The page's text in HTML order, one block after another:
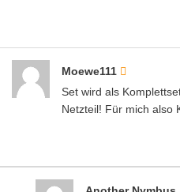
Moewe111
Set wird als
Netzteil! Für mich also